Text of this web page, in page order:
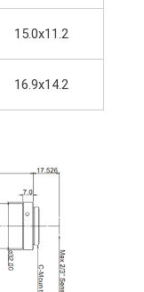
15.0x11.2
16.9x14.2